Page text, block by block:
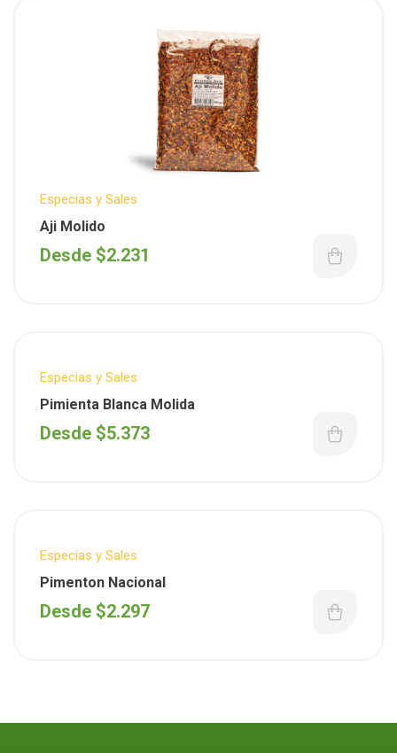
Especias y Sales
Aji Molido
Desde $2.231
Especias y Sales
Pimienta Blanca Molida
Desde $5.373
Especias y Sales
Pimenton Nacional
Desde $2.297